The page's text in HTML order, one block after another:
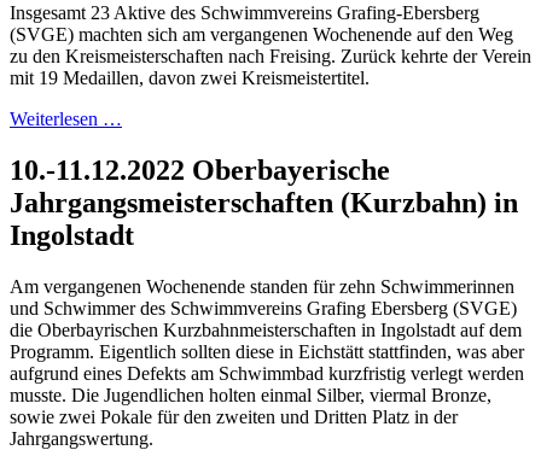
Insgesamt 23 Aktive des Schwimmvereins Grafing-Ebersberg
(SVGE) machten sich am vergangenen Wochenende auf den Weg
zu den Kreismeisterschaften nach Freising. Zurück kehrte der Verein
mit 19 Medaillen, davon zwei Kreismeistertitel.
Weiterlesen …
10.-11.12.2022 Oberbayerische
Jahrgangsmeisterschaften (Kurzbahn) in
Ingolstadt
Am vergangenen Wochenende standen für zehn Schwimmerinnen
und Schwimmer des Schwimmvereins Grafing Ebersberg (SVGE)
die Oberbayrischen Kurzbahnmeisterschaften in Ingolstadt auf dem
Programm. Eigentlich sollten diese in Eichstätt stattfinden, was aber
aufgrund eines Defekts am Schwimmbad kurzfristig verlegt werden
musste. Die Jugendlichen holten einmal Silber, viermal Bronze,
sowie zwei Pokale für den zweiten und Dritten Platz in der
Jahrgangswertung.